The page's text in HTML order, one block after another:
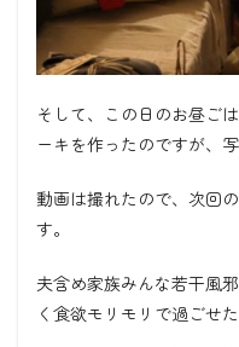
そして、この日のお昼ご
ーキを作ったのですが、
動画は撮れたので、次回
す。
夫含め家族みんな若干風
く食欲モリモリで過ごせ